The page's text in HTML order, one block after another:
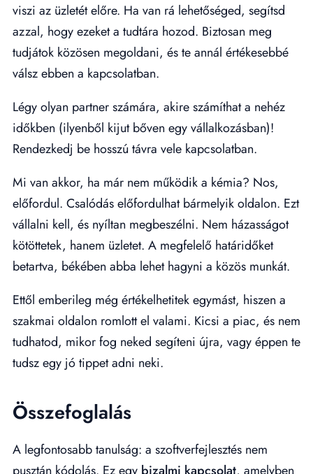
viszi az üzletét előre. Ha van rá lehetőséged, segítsd
azzal, hogy ezeket a tudtára hozod. Biztosan meg
tudjátok közösen megoldani, és te annál értékesebbé
válsz ebben a kapcsolatban.
Légy olyan partner számára, akire számíthat a nehéz
időkben (ilyenből kijut bőven egy vállalkozásban)!
Rendezkedj be hosszú távra vele kapcsolatban.
Mi van akkor, ha már nem működik a kémia? Nos,
előfordul. Csalódás előfordulhat bármelyik oldalon. Ezt
vállalni kell, és nyíltan megbeszélni. Nem házasságot
kötöttetek, hanem üzletet. A megfelelő határidőket
betartva, békében abba lehet hagyni a közös munkát.
Ettől emberileg még értékelhetitek egymást, hiszen a
szakmai oldalon romlott el valami. Kicsi a piac, és nem
tudhatod, mikor fog neked segíteni újra, vagy éppen te
tudsz egy jó tippet adni neki.
Összefoglalás
A legfontosabb tanulság: a szoftverfejlesztés nem